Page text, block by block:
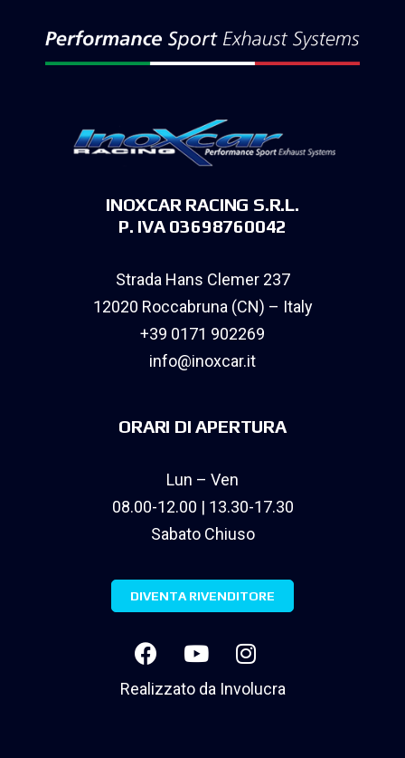
INOXCAR RACING S.R.L.
P. IVA 03698760042
Strada Hans Clemer 237
12020 Roccabruna (CN) – Italy
+39 0171 902269
info@inoxcar.it
ORARI DI APERTURA
Lun – Ven
08.00-12.00 | 13.30-17.30
Sabato Chiuso
DIVENTA RIVENDITORE
Realizzato da Involucra